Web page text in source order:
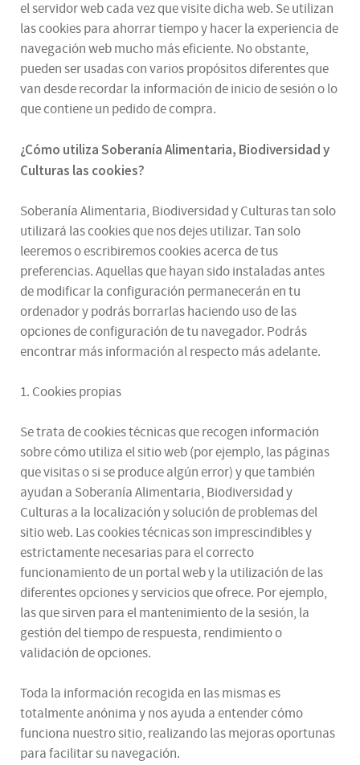
el servidor web cada vez que visite dicha web. Se utilizan
las cookies para ahorrar tiempo y hacer la experiencia de
navegación web mucho más eficiente. No obstante,
pueden ser usadas con varios propósitos diferentes que
van desde recordar la información de inicio de sesión o lo
que contiene un pedido de compra.
¿Cómo utilizaSoberanía Alimentaria, Biodiversidad y
Culturas las cookies?
Soberanía Alimentaria, Biodiversidad y Culturas tan solo
utilizará las cookies que nos dejes utilizar. Tan solo
leeremos o escribiremos cookies acerca de tus
preferencias. Aquellas que hayan sido instaladas antes
de modificar la configuración permanecerán en tu
ordenador y podrás borrarlas haciendo uso de las
opciones de configuración de tu navegador. Podrás
encontrar más información al respecto más adelante.
1. Cookies propias
Se trata de cookies técnicas que recogen información
sobre cómo utiliza el sitio web (por ejemplo, las páginas
que visitas o si se produce algún error) y que también
ayudan a Soberanía Alimentaria, Biodiversidad y
Culturas a la localización y solución de problemas del
sitio web. Las cookies técnicas son imprescindibles y
estrictamente necesarias para el correcto
funcionamiento de un portal web y la utilización de las
diferentes opciones y servicios que ofrece. Por ejemplo,
las que sirven para el mantenimiento de la sesión, la
gestión del tiempo de respuesta, rendimiento o
validación de opciones.
Toda la información recogida en las mismas es
totalmente anónima y nos ayuda a entender cómo
funciona nuestro sitio, realizando las mejoras oportunas
para facilitar su navegación.